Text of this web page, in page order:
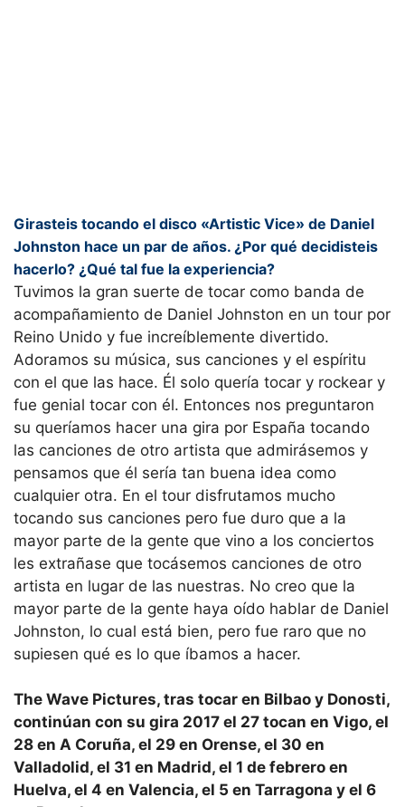
Girasteis tocando el disco «Artistic Vice» de Daniel
Johnston hace un par de años. ¿Por qué decidisteis
hacerlo? ¿Qué tal fue la experiencia?
Tuvimos la gran suerte de tocar como banda de
acompañamiento de Daniel Johnston en un tour por
Reino Unido y fue increíblemente divertido.
Adoramos su música, sus canciones y el espíritu
con el que las hace. Él solo quería tocar y rockear y
fue genial tocar con él. Entonces nos preguntaron
su queríamos hacer una gira por España tocando
las canciones de otro artista que admirásemos y
pensamos que él sería tan buena idea como
cualquier otra. En el tour disfrutamos mucho
tocando sus canciones pero fue duro que a la
mayor parte de la gente que vino a los conciertos
les extrañase que tocásemos canciones de otro
artista en lugar de las nuestras. No creo que la
mayor parte de la gente haya oído hablar de Daniel
Johnston, lo cual está bien, pero fue raro que no
supiesen qué es lo que íbamos a hacer.
The Wave Pictures, tras tocar en Bilbao y Donosti,
continúan con su gira 2017 el 27 tocan en Vigo, el
28 en A Coruña, el 29 en Orense, el 30 en
Valladolid, el 31 en Madrid, el 1 de febrero en
Huelva, el 4 en Valencia, el 5 en Tarragona y el 6